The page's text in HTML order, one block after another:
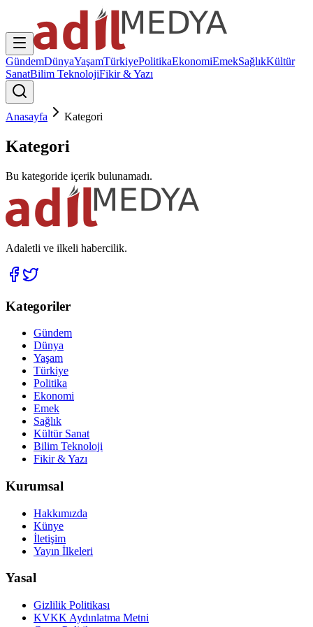
GündemDünyaYaşamTürkiyePolitikaEkonomiEmekSağlıkKültür
SanatBilim TeknolojiFikir & Yazı
Anasayfa Kategori
Kategori
Bu kategoride içerik bulunamadı.
Adaletli ve ilkeli habercilik.
Kategoriler
Gündem
Dünya
Yaşam
Türkiye
Politika
Ekonomi
Emek
Sağlık
Kültür Sanat
Bilim Teknoloji
Fikir & Yazı
Kurumsal
Hakkımızda
Künye
İletişim
Yayın İlkeleri
Yasal
Gizlilik Politikası
KVKK Aydınlatma Metni